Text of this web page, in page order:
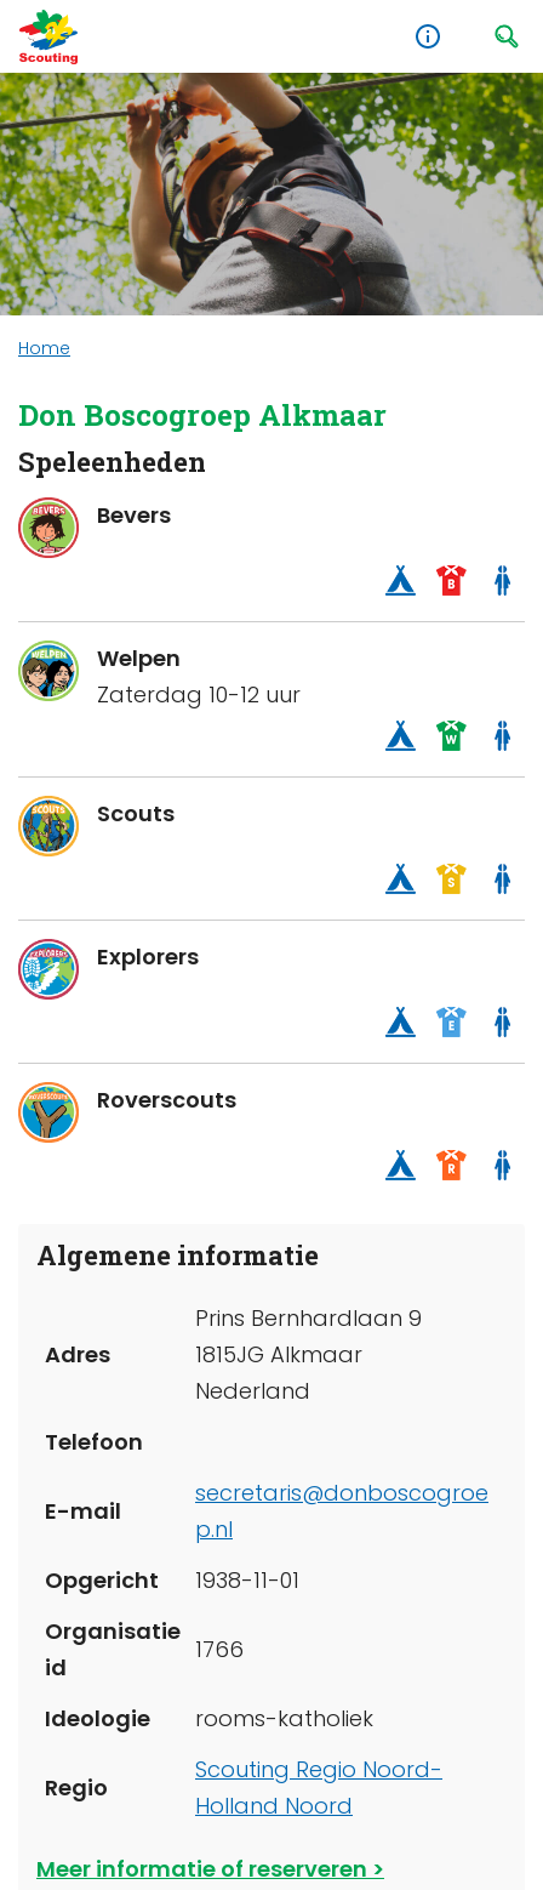
Home
Don Boscogroep Alkmaar
Speleenheden
Bevers
Welpen
Zaterdag 10-12 uur
Scouts
Explorers
Roverscouts
Algemene informatie
Adres
Prins Bernhardlaan 9
1815JG Alkmaar
Nederland
Telefoon
E-mail
secretaris@donboscogroe
p.nl
Opgericht
1938-11-01
Organisatie
id
1766
Ideologie rooms-katholiek
Regio
Scouting Regio Noord-
Holland Noord
Meer informatie of reserveren